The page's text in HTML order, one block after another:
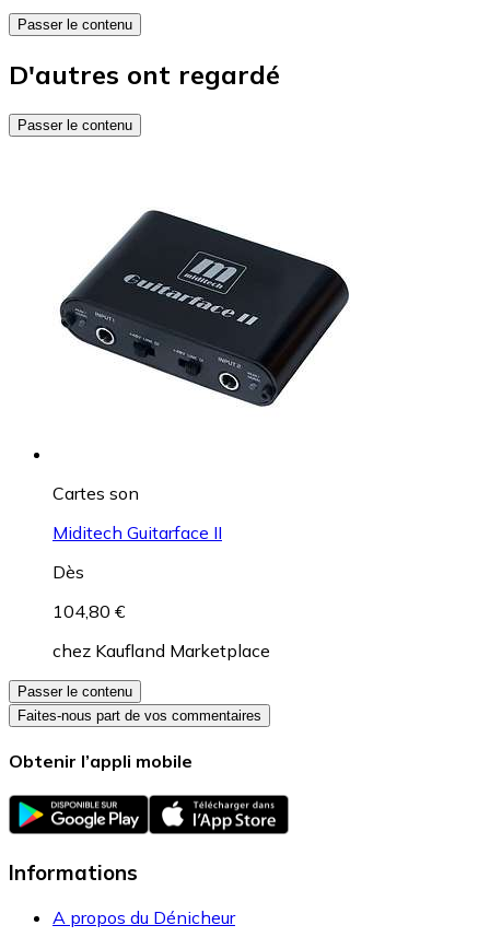
Passer le contenu
D'autres ont regardé
Passer le contenu
Cartes son
Miditech Guitarface II
Dès
104,80 €
chez Kaufland Marketplace
Passer le contenu
Faites-nous part de vos commentaires
Obtenir l’appli mobile
Informations
A propos du Dénicheur